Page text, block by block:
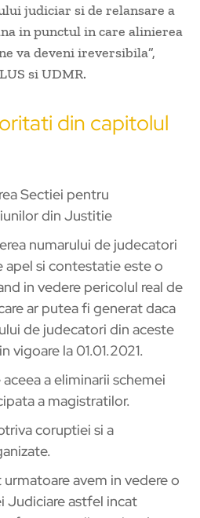
judiciar si de relansare a
in punctul in care alinierea
va deveni ireversibila”,
si UDMR.
din capitolul
Sectiei pentru
din Justitie
numarului de judecatori
si contestatie este o
in vedere pericolul real de
ar putea fi generat daca
de judecatori din aceste
vigoare la 01.01.2021.
a eliminarii schemei
a magistratilor.
coruptiei si a
avem in vedere o
Judiciare astfel incat